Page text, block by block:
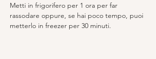
Metti in frigorifero per 1 ora per far
rassodare oppure, se hai poco tempo, puoi
metterlo in freezer per 30 minuti.